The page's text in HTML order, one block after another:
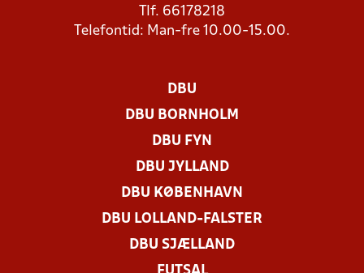
Tlf. 66178218
Telefontid: Man-fre 10.00-15.00.
DBU
DBU BORNHOLM
DBU FYN
DBU JYLLAND
DBU KØBENHAVN
DBU LOLLAND-FALSTER
DBU SJÆLLAND